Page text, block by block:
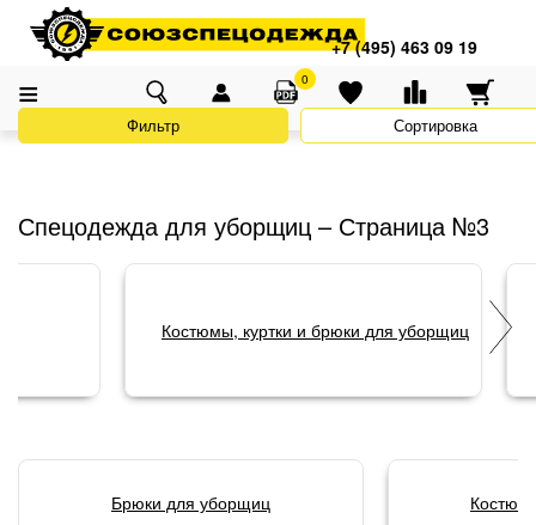
Адреса магазинов
+7 (495) 463 09 19
+7 (495) 463 09 19
0
Главная Каталог Спецодежда
Одежда для горничных и уборщиц
Одежда для уборщиц
Спецодежда для уборщиц – Страница №3
Костюмы, куртки и брюки для уборщиц
Брюки для уборщиц
Фильтр Сортировка